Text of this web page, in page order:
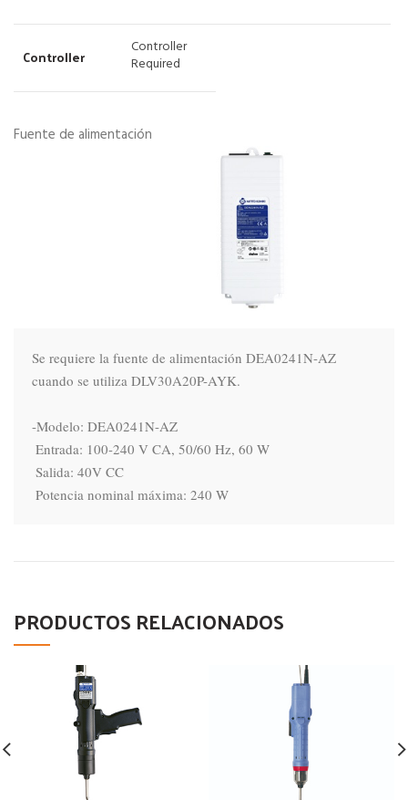
Controller
Controller
Required
Fuente de alimentación
Se requiere la fuente de alimentación DEA0241N-AZ
cuando se utiliza DLV30A20P-AYK.
-Modelo: DEA0241N-AZ
Potencia nominal máxima: 240 W
PRODUCTOS RELACIONADOS